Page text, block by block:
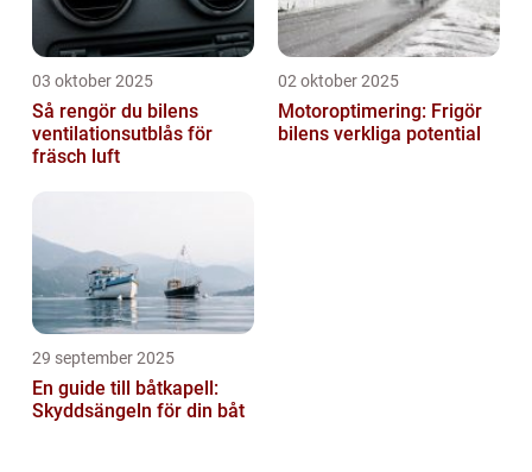
03 oktober 2025
Så rengör du bilens
ventilationsutblås för
fräsch luft
02 oktober 2025
Motoroptimering: Frigör
bilens verkliga potential
29 september 2025
En guide till båtkapell:
Skyddsängeln för din båt